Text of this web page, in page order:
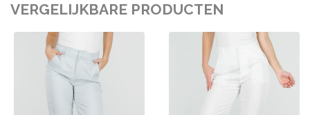
VERGELIJKBARE PRODUCTEN